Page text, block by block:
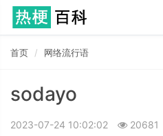
首页 网络流行语
sodayo
2023-07-24 10:02:02 20681